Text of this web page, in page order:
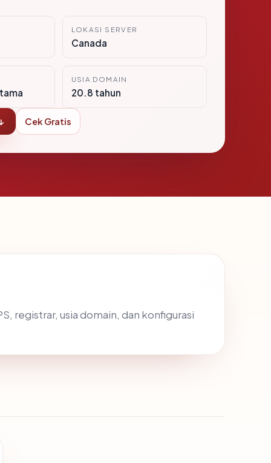
LOKASI SERVER
Canada
USIA DOMAIN
20.8 tahun
Cek Gratis
registrar, usia domain, dan konfigurasi